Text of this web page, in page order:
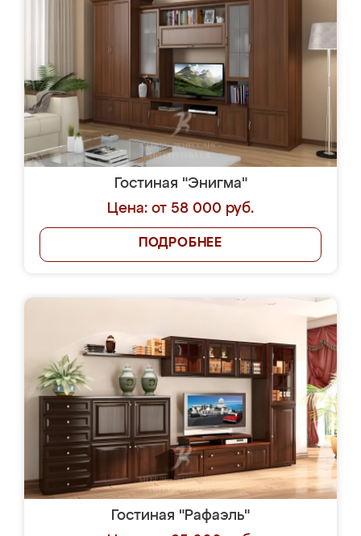
Гостиная "Энигма"
Цена: от 58 000 руб.
ПОДРОБНЕЕ
Гостиная "Рафаэль"